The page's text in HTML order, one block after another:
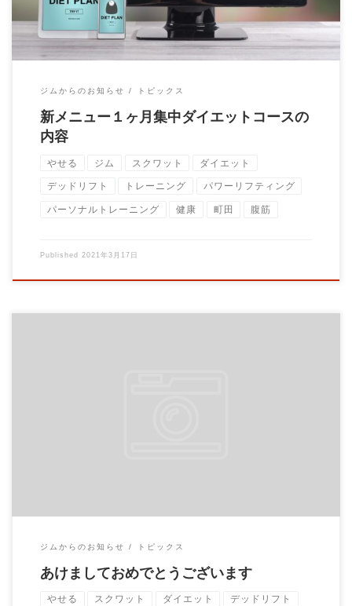
ジムからのお知らせ トピックス
新メニュー１ヶ月集中ダイエットコースの
内容
やせる ジム スクワット ダイエット
デッドリフト トレーニング パワーリフティング
パーソナルトレーニング 健康 町田 腹筋
Published 2021年3月17日
ジムからのお知らせ トピックス
あけましておめでとうございます
やせる スクワット ダイエット デッドリフト